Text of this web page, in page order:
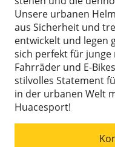
Unsere urbanen
aus Sicherheit und
entwickelt und legen
sich perfekt für
Fahrräder und E-
stilvolles Statement
in der urbanen Welt
Huacesport!